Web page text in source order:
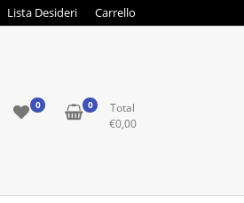
Lista Desideri Carrello
0 0
Total
€0,00